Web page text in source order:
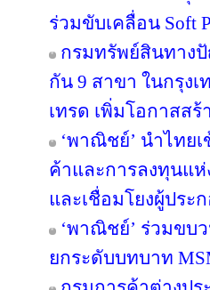
ร่วมขับเคลื่อน Soft
กรมทรัพย์สินทาง
กัน 9 สาขา ในกรุง
เทรด เพิ่มโอกาสสร้
‘พาณิชย์’ นำไทย
ค้าและการลงทุนแ
และเชื่อมโยงผู้ประ
‘พาณิชย์’ ร่วมขบ
ยกระดับบทบาท